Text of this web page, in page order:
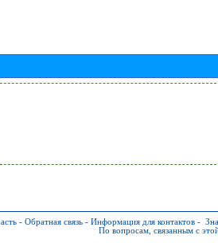
- Обратная связь - Информация для контактов -
По вопросам, связанным с